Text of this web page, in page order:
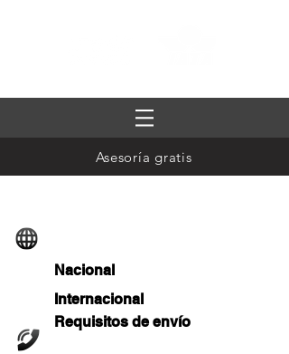
Asesoría gratis
Nacional
Internacional
Requisitos de envío